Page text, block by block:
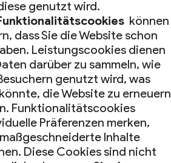
genutzt wird.
können
dass Sie die Website schon
Leistungscookies dienen
darüber zu sammeln, wie
genutzt wird, was
die Website zu erneuern
Funktionalitätscookies
Präferenzen merken,
Inhalte
Diese Cookies sind nicht